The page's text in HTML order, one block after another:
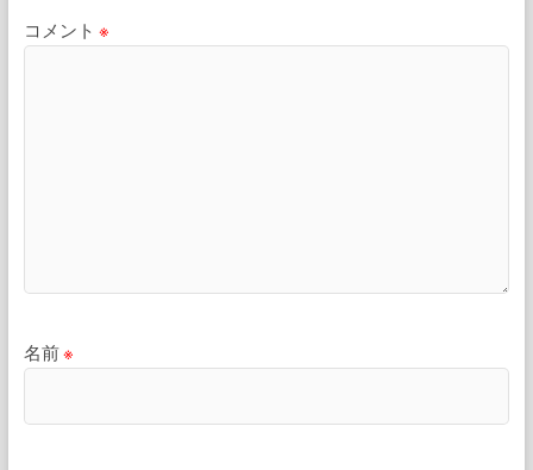
コメント ※
名前※